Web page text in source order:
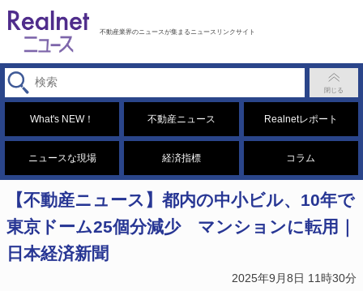
不動産業界のニュースが集まるニュースリンクサイト
What's NEW！ 不動産ニュース Realnetレポート
ニュースな現場 経済指標 コラム
【不動産ニュース】都内の中小ビル、10年で
東京ドーム25個分減少 マンションに転用｜
日本経済新聞
2025年9月8日 11時30分